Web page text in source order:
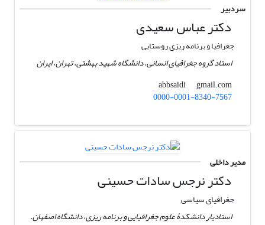
سردبیر
دکتر عباس سعیدی
جغرافیا و برنامه ریزی روستایی
استاد گروه جغرافیای انسانی، دانشگاه شهید بهشتی، تهران، ایران
abbsaidi
gmail.com
0000-0001-8340-7567
مدیر داخلی
دکتر نرجس سادات حسینی
جغرافیای سیاسی
استادیار دانشکدۀ علوم جغرافیایی و برنامه ریزی، دانشگاه اصفهان.